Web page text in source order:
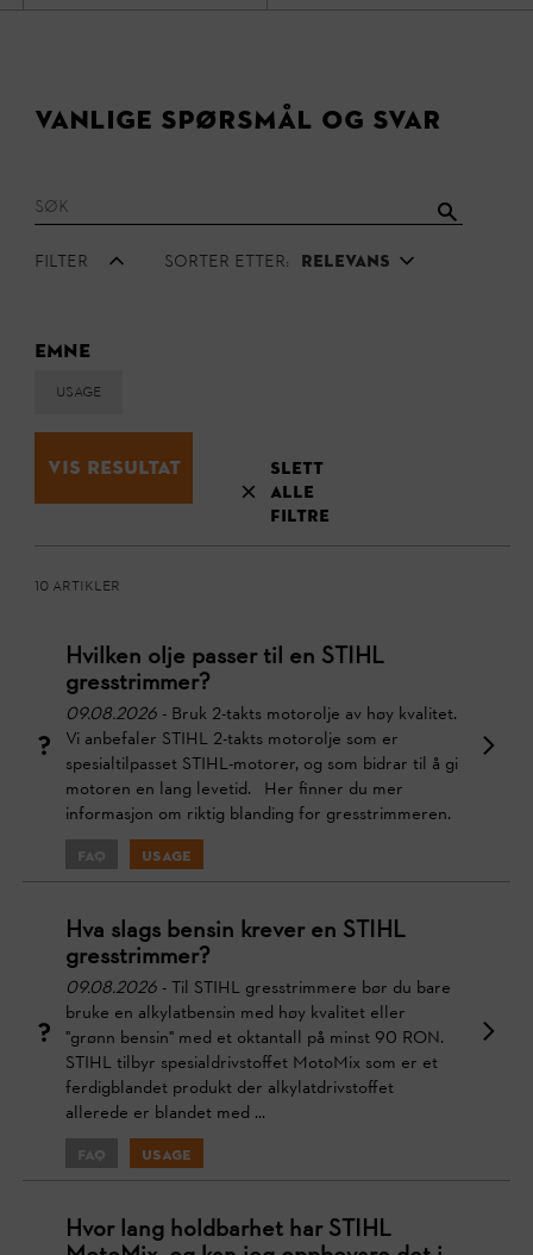
Vanlige spørsmål og svar
Filter Sorter etter: Relevans
Emne
Usage
Vis resultat
Slett
alle
filtre
10 Artikler
Hvilken olje passer til en STIHL
gresstrimmer?
09.08.2026 - Bruk 2-takts motorolje av høy kvalitet.
Vi anbefaler STIHL 2-takts motorolje som er
spesialtilpasset STIHL-motorer, og som bidrar til å gi
motoren en lang levetid. Her finner du mer
informasjon om riktig blanding for gresstrimmeren.
FAQ Usage
Hva slags bensin krever en STIHL
gresstrimmer?
09.08.2026 - Til STIHL gresstrimmere bør du bare
bruke en alkylatbensin med høy kvalitet eller
"grønn bensin" med et oktantall på minst 90 RON.
STIHL tilbyr spesialdrivstoffet MotoMix som er et
ferdigblandet produkt der alkylatdrivstoffet
allerede er blandet med ...
FAQ Usage
Hvor lang holdbarhet har STIHL